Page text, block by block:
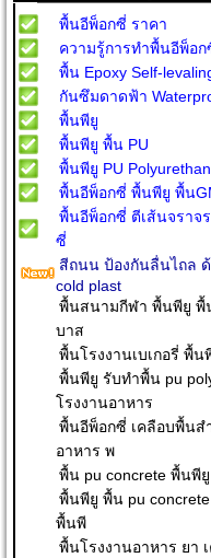
พื้นอีพ็อกซี่ ราคา
ความรู้การทำพื้นอีพ็อ
พื้น Epoxy Self-
กันซึมดาดฟ้า
พื้นพียู
พื้นพียู พื้น PU
พื้นพียู PU
พื้นอีพ็อกซี่ พื้นพียู พื้น
พื้นอีพ็อกซี่ ตีเส้นจราจ
ซี่
สีถนน ป้องกันลื่นไถล
cold plast
พื้นสนามกีฬา พื้นพียู พื้
บาส
พื้นโรงงานเบเกอรี่ พื้
พื้นพียู รับทำพื้น pu
โรงงานอาหาร
พื้นอีพ็อกซี่ เคลือบพื้นส
อาหาร พ
พื้น pu concrete พื้นพี
พื้นพียู พื้น pu
พื้นพี
พื้นโรงงานอาหาร ยา